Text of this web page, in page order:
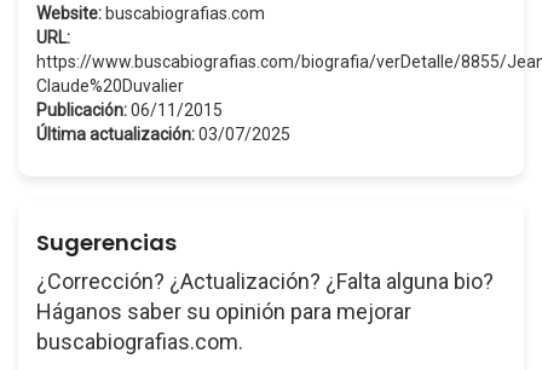
Website: buscabiografias.com
URL:
https://www.buscabiografias.com/biografia/verDetalle/8855/
Claude%20Duvalier
Publicación:06/11/2015
Última actualización:03/07/2025
Sugerencias
¿Corrección? ¿Actualización? ¿Falta alguna bio?
Háganos saber su opinión para mejorar
buscabiografias.com.